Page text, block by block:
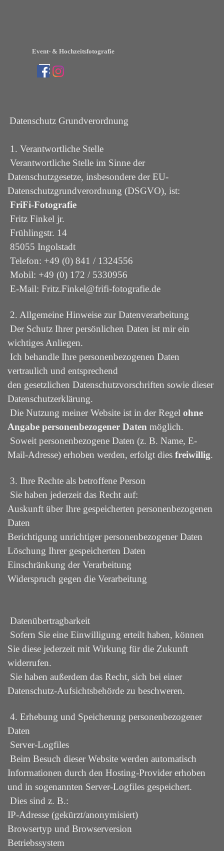
Event- & Hochzeitsfotografie
Menü überspringen
Datenschutz Grundverordnung
1. Verantwortliche Stelle
Verantwortliche Stelle im Sinne der
Datenschutzgesetze, insbesondere der EU-
Datenschutzgrundverordnung (DSGVO), ist:
FriFi-Fotografie
Fritz Finkel jr.
Frühlingstr. 14
85055 Ingolstadt
Telefon: +49 (0) 841 / 1324556
Mobil: +49 (0) 172 / 5330956
E-Mail: Fritz.Finkel@frifi-fotografie.de
2. Allgemeine Hinweise zur Datenverarbeitung
Der Schutz Ihrer persönlichen Daten ist mir ein
wichtiges Anliegen.
Ich behandle Ihre personenbezogenen Daten
vertraulich und entsprechend
den gesetzlichen Datenschutzvorschriften sowie dieser
Datenschutzerklärung.
Die Nutzung meiner Website ist in der Regel ohne
Angabe personenbezogener Daten möglich.
Soweit personenbezogene Daten (z. B. Name, E-
Mail-Adresse) erhoben werden, erfolgt dies freiwillig.
3. Ihre Rechte als betroffene Person
Sie haben jederzeit das Recht auf:
Auskunft über Ihre gespeicherten personenbezogenen
Daten
Berichtigung unrichtiger personenbezogener Daten
Löschung Ihrer gespeicherten Daten
Einschränkung der Verarbeitung
Widerspruch gegen die Verarbeitung
Datenübertragbarkeit
Sofern Sie eine Einwilligung erteilt haben, können
Sie diese jederzeit mit Wirkung für die Zukunft
widerrufen.
Sie haben außerdem das Recht, sich bei einer
Datenschutz-Aufsichtsbehörde zu beschweren.
4. Erhebung und Speicherung personenbezogener
Daten
Server-Logfiles
Beim Besuch dieser Website werden automatisch
Informationen durch den Hosting-Provider erhoben
und in sogenannten Server-Logfiles gespeichert.
Dies sind z. B.:
IP-Adresse (gekürzt/anonymisiert)
Browsertyp und Browserversion
Betriebssystem